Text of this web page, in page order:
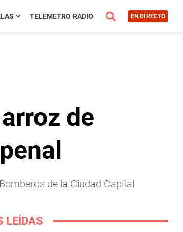
TELEMETRO RADIO EN DIRECTO
de
de la Ciudad Capital
LEÍDAS